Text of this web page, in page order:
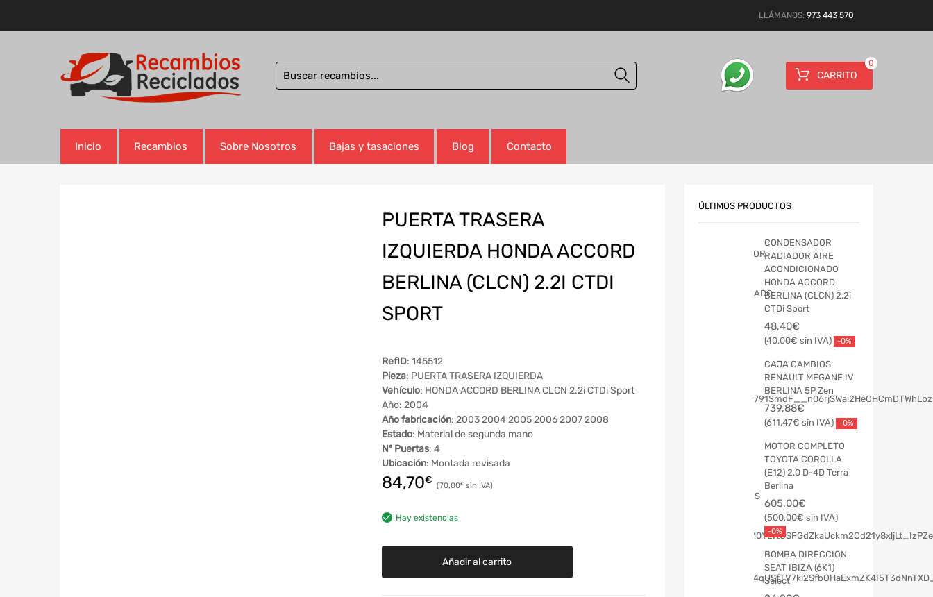
LLÁMANOS: 973 443 570
CARRITO
0
Inicio Recambios Sobre Nosotros Bajas y tasaciones Blog Contacto
PUERTA TRASERA
IZQUIERDA HONDA ACCORD
BERLINA (CLCN) 2.2I CTDI
SPORT
RefID: 145512
Pieza: PUERTA TRASERA IZQUIERDA
Vehículo: HONDA ACCORD BERLINA CLCN 2.2i CTDi Sport
Año: 2004
Año fabricación: 2003 2004 2005 2006 2007 2008
Estado: Material de segunda mano
Nº Puertas: 4
Ubicación: Montada revisada
84,70€ 70,00€
Hay existencias
Añadir al carrito
ÚLTIMOS PRODUCTOS
CONDENSADOR
RADIADOR AIRE
ACONDICIONADO
HONDA ACCORD
BERLINA (CLCN) 2.2i
CTDi Sport
48,40€
40,00€ -0%
CAJA CAMBIOS
RENAULT MEGANE IV
BERLINA 5P Zen
739,88€
611,47€ -0%
MOTOR COMPLETO
TOYOTA COROLLA
(E12) 2.0 D-4D Terra
Berlina
605,00€
500,00€
-0%
BOMBA DIRECCION
SEAT IBIZA (6K1)
Select